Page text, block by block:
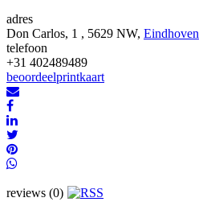
adres
Don Carlos, 1 , 5629 NW, Eindhoven
telefoon
+31 402489489
beoordeelprintkaart
reviews (0)